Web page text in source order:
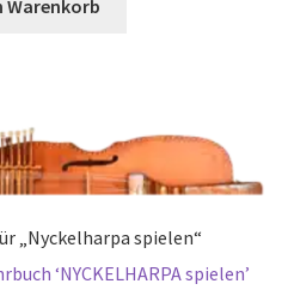
Warenkorb
„Nyckelharpa spielen“
‘NYCKELHARPA spielen’